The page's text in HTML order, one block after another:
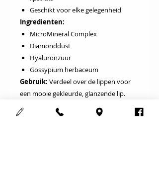
Geschikt voor elke gelegenheid
Ingredienten:
MicroMineral Complex
Diamonddust
Hyaluronzuur
Gossypium herbaceum
Gebruik: Verdeel over de lippen voor
een mooie gekleurde, glanzende lip.
Gebruik voor een langdurige hold,
vooraf de Reviderm Lipliner.